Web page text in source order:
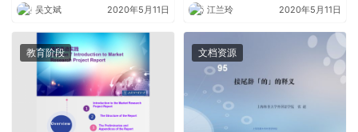
吴文斌 2020年5月11日 江兰玲 2020年5月11日
教育阶段 文档资源